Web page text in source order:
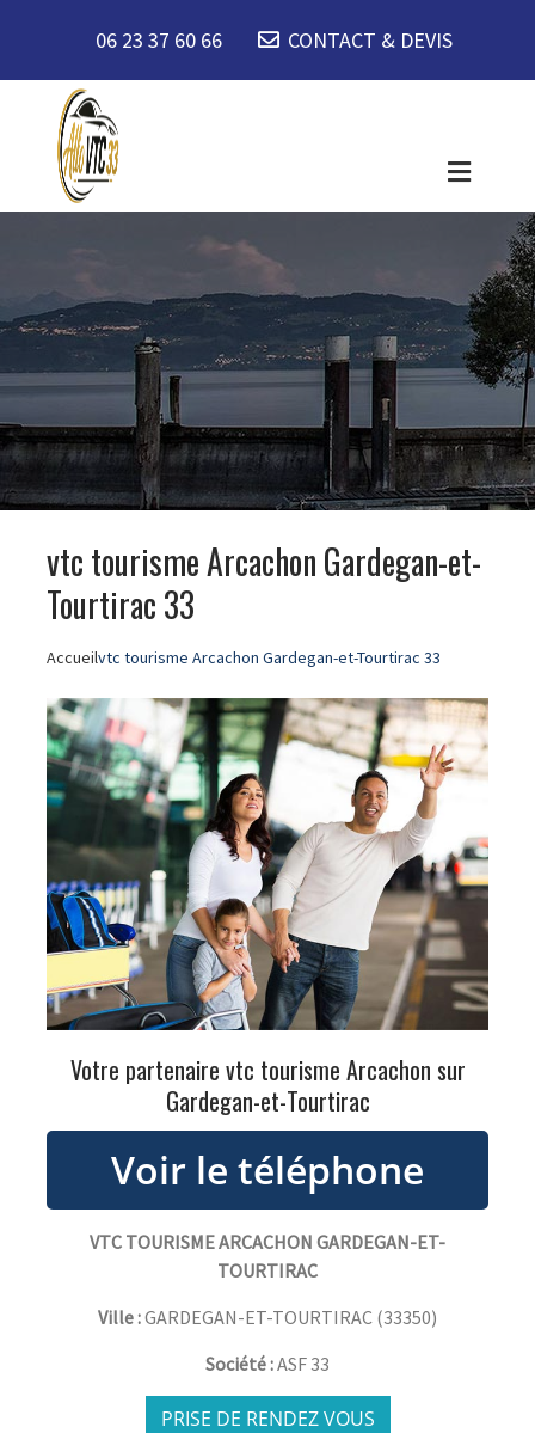
06 23 37 60 66 CONTACT & DEVIS
vtc tourisme Arcachon Gardegan-et-
Tourtirac 33
Accueilvtc tourisme Arcachon Gardegan-et-Tourtirac 33
Votre partenaire vtc tourisme Arcachon sur
Gardegan-et-Tourtirac
VTC TOURISME ARCACHON GARDEGAN-ET-
TOURTIRAC
Ville :GARDEGAN-ET-TOURTIRAC (33350)
Société :ASF 33
PRISE DE RENDEZ VOUS